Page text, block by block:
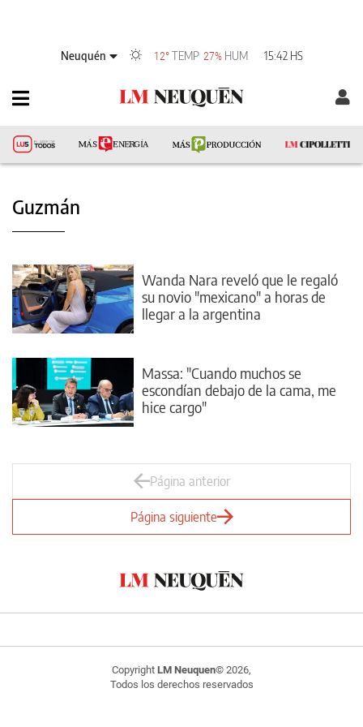
Neuquén 12° TEMP 27% HUM 15:42 HS
Guzmán
Wanda Nara reveló que le regaló
su novio "mexicano" a horas de
llegar a la argentina
Massa: "Cuando muchos se
escondían debajo de la cama, me
hice cargo"
Página anterior
Página siguiente
Copyright LM Neuquen© 2026,
Todos los derechos reservados